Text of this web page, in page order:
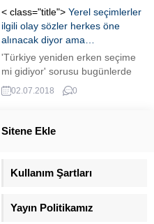
< class="title"> Yerel seçimlerler
ilgili olay sözler herkes öne
alınacak diyor ama…
'Türkiye yeniden erken seçime
mi gidiyor' sorusu bugünlerde
konuşulan haberlerin başında.
Yerel seçimlerin erkene
tarafından doğrulanmazken
açıklama yaptı. Sarıkaya bu
02.07.2018 0
Sitene Ekle
Kullanım Şartları
Yayın Politikamız